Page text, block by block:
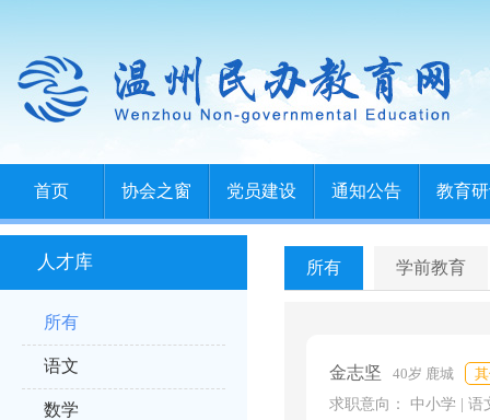
首页 协会之窗 党员建设 通知公告 教育
人才库
所有
语文
数学
所有 学前教育
金志坚 40岁 鹿城
求职意向： 中小学 | 语